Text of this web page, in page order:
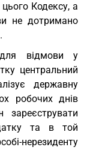
цього Кодексу, а
не дотримано
для відмови у
центральний
державну
робочих днів
зареєструвати
та в той
нерезиденту